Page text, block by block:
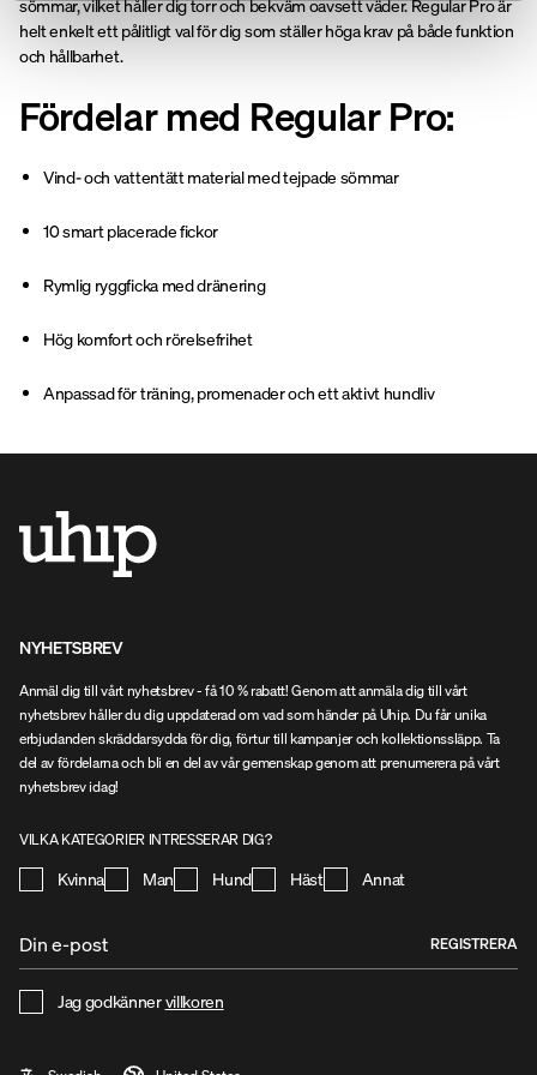
sömmar, vilket håller dig torr och bekväm oavsett väder. Regular Pro är
helt enkelt ett pålitligt val för dig som ställer höga krav på både funktion
och hållbarhet.
Fördelar med Regular Pro:
Vind- och vattentätt material med tejpade sömmar
10 smart placerade fickor
Rymlig ryggficka med dränering
Hög komfort och rörelsefrihet
Anpassad för träning, promenader och ett aktivt hundliv
NYHETSBREV
Anmäl dig till vårt nyhetsbrev - få 10 % rabatt! Genom att anmäla dig till vårt
nyhetsbrev håller du dig uppdaterad om vad som händer på Uhip. Du får unika
erbjudanden skräddarsydda för dig, förtur till kampanjer och kollektionssläpp. Ta
del av fördelarna och bli en del av vår gemenskap genom att prenumerera på vårt
nyhetsbrev idag!
VILKA KATEGORIER INTRESSERAR DIG?
Kvinna Man Hund Häst Annat
REGISTRERA
Jag godkännervillkoren